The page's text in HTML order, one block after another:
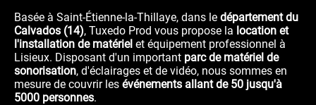
Basée à Saint-Étienne-la-Thillaye, dans le département du
Calvados (14), Tuxedo Prod vous propose la location et
l'installation de matériel et équipement professionnel à
Lisieux. Disposant d'un important parc de matériel de
sonorisation, d'éclairages et de vidéo, nous sommes en
mesure de couvrir les événements allant de 50 jusqu'à
5000 personnes.